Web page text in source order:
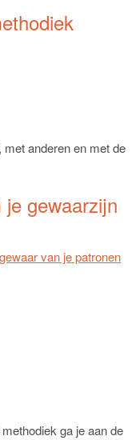
anderen en met de
gewaarzijn
van je patronen
ga je aan de